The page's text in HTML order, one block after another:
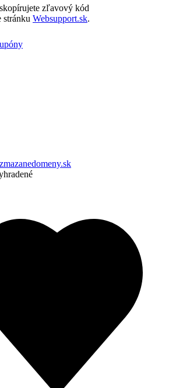
zľavový kód
stránku Websupport.sk.
zmazanedomeny.sk